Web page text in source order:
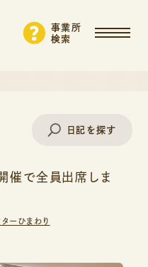
事業所
検索
日記を探す
で全員出席しま
ーひまわり